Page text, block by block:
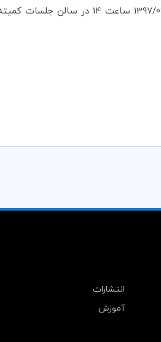
انتشارات
آموزش